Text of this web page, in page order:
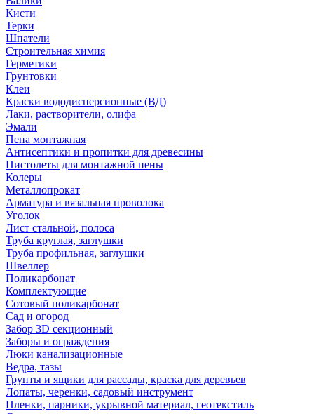
Кисти
Терки
Шпатели
Строительная химия
Герметики
Грунтовки
Клеи
Краски вододисперсионные (ВД)
Лаки, растворители, олифа
Эмали
Пена монтажная
Антисептики и пропитки для древесины
Пистолеты для монтажной пены
Колеры
Металлопрокат
Арматура и вязальная проволока
Уголок
Лист стальной, полоса
Труба круглая, заглушки
Труба профильная, заглушки
Швеллер
Поликарбонат
Комплектующие
Сотовый поликарбонат
Сад и огород
Забор 3D секционный
Заборы и ограждения
Люки канализационные
Ведра, тазы
Грунты и ящики для рассады, краска для деревьев
Лопаты, черенки, садовый инструмент
Пленки, парники, укрывной материал, геотекстиль